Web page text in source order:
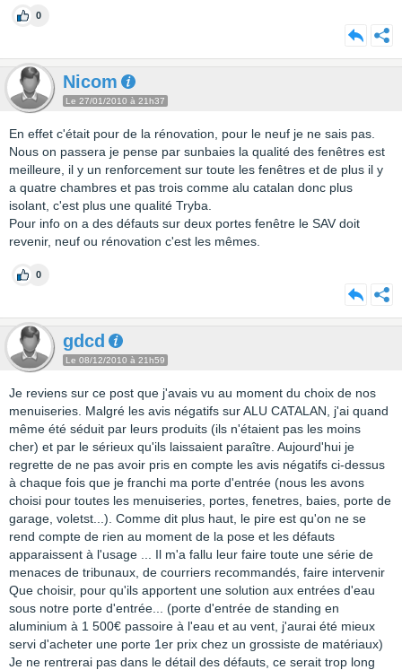
0
Nicom
Le 27/01/2010 à 21h37
En effet c'était pour de la rénovation, pour le neuf je ne sais pas.
Nous on passera je pense par sunbaies la qualité des fenêtres est
meilleure, il y un renforcement sur toute les fenêtres et de plus il y
a quatre chambres et pas trois comme alu catalan donc plus
isolant, c'est plus une qualité Tryba.
Pour info on a des défauts sur deux portes fenêtre le SAV doit
revenir, neuf ou rénovation c'est les mêmes.
0
gdcd
Le 08/12/2010 à 21h59
Je reviens sur ce post que j'avais vu au moment du choix de nos
menuiseries. Malgré les avis négatifs sur ALU CATALAN, j'ai quand
même été séduit par leurs produits (ils n'étaient pas les moins
cher) et par le sérieux qu'ils laissaient paraître. Aujourd'hui je
regrette de ne pas avoir pris en compte les avis négatifs ci-dessus
à chaque fois que je franchi ma porte d'entrée (nous les avons
choisi pour toutes les menuiseries, portes, fenetres, baies, porte de
garage, voletst...). Comme dit plus haut, le pire est qu'on ne se
rend compte de rien au moment de la pose et les défauts
apparaissent à l'usage ... Il m'a fallu leur faire toute une série de
menaces de tribunaux, de courriers recommandés, faire intervenir
Que choisir, pour qu'ils apportent une solution aux entrées d'eau
sous notre porte d'entrée... (porte d'entrée de standing en
aluminium à 1 500€ passoire à l'eau et au vent, j'aurai été mieux
servi d'acheter une porte 1er prix chez un grossiste de matériaux)
Je ne rentrerai pas dans le détail des défauts, ce serait trop long